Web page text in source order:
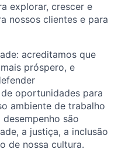
explorar, crescer e
nossos clientes e para
acreditamos que
próspero, e
oportunidades para
ambiente de trabalho
são
a justiça, a inclusão
de nossa cultura.